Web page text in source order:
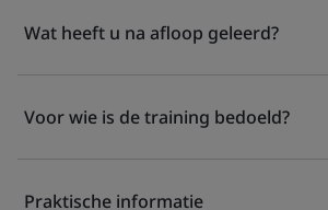
Wat heeft u na afloop geleerd?
Voor wie is de training bedoeld?
Praktische informatie